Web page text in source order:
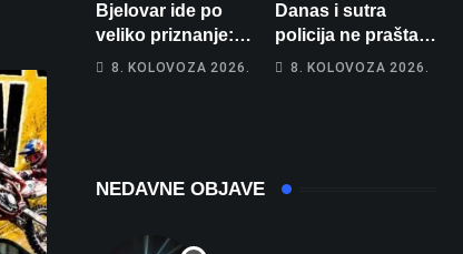
Bjelovar ide po
veliko priznanje:
Hrebak danas u
prvenstva
8. KOLOVOZA 2026.
Danas i sutra
policija ne prašta:
Na cestama su
8. KOLOVOZA 2026.
NEDAVNE OBJAVE